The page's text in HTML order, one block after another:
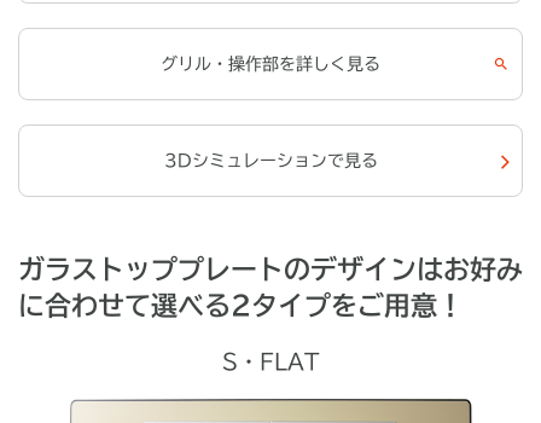
グリル・操作部を詳しく見る
3Dシミュレーションで見る
ガラストッププレートのデザインはお好み
に合わせて選べる2タイプをご用意！
S・FLAT